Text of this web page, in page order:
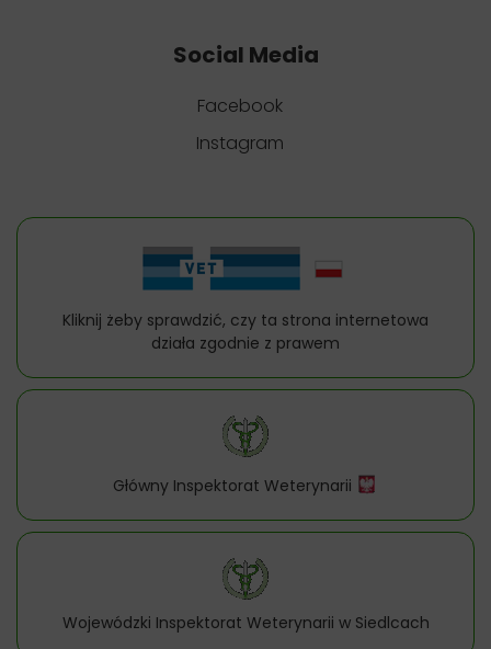
Social Media
Facebook
Instagram
Kliknij żeby sprawdzić, czy ta strona internetowa
działa zgodnie z prawem
Główny Inspektorat Weterynarii
Wojewódzki Inspektorat Weterynarii w Siedlcach